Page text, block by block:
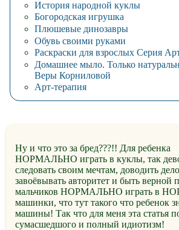
История народной куклы
Богородская игрушка
Плюшевые динозавры
Обувь своими руками
Раскраски для взрослых Серия
Домашнее мыло. Только
Веры Корниловой
Арт-терапия
Ну и что это за бред???!! Для ребенка
НОРМАЛЬНО играть в куклы, так
следовать своим мечтам, доводить
завоёвывать авторитет и быть верной
мальчиков НОРМАЛЬНО играть в
машинки, что тут такого что ребенок
машины! Так что для меня эта статья
сумасшедшого и полный идиотизм!